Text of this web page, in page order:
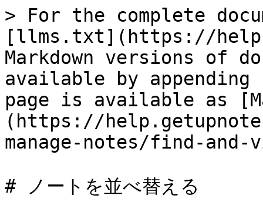
> For the complete
[llms.txt](https://
Markdown versions of
available by
page is available as
(https://
manage-notes/find-
# ノートを並べ替える